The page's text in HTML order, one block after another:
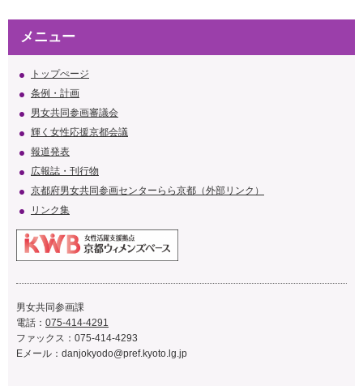
メニュー
トップぺージ
条例・計画
男女共同参画審議会
輝く女性応援京都会議
報道発表
広報誌・刊行物
京都府男女共同参画センターらら京都（外部リンク）
リンク集
男女共同参画課
電話： 075-414-4291
ファックス：075-414-4293
Eメール： danjokyodo@pref.kyoto.lg.jp